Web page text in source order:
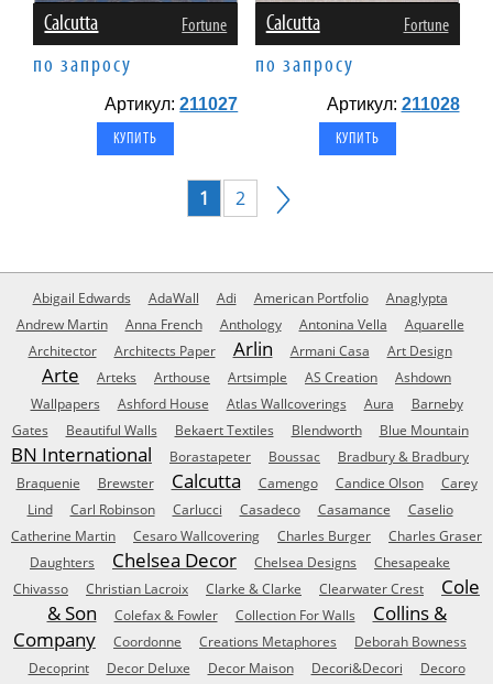
Calcutta Fortune
по запросу
Артикул:211027
Calcutta Fortune
по запросу
Артикул: 211028
1 2
Abigail Edwards AdaWall Adi American Portfolio
Anaglypta
Andrew Martin
Anna French Anthology Antonina Vella
Aquarelle
Architector
Architects Paper Arlin Armani Casa Art Design
Arte Arteks Arthouse Artsimple AS Creation
Ashdown
Wallpapers
Ashford House Atlas Wallcoverings Aura
Barneby
Gates
Beautiful Walls Bekaert Textiles Blendworth Blue Mountain
BN International Borastapeter Boussac
Bradbury & Bradbury
Braquenie
Brewster Calcutta Camengo Candice Olson
Carey
Lind
Carl Robinson Carlucci Casadeco Casamance
Caselio
Catherine Martin
Cesaro Wallcovering Charles Burger
Charles Graser
Daughters
Chelsea Decor Chelsea Designs
Chesapeake
Chivasso
Christian Lacroix Clarke & Clarke Clearwater Crest
Cole
& Son
Colefax & Fowler Collection For Walls
Collins &
Company
Coordonne Creations Metaphores
Deborah Bowness
Decoprint
Decor Deluxe Decor Maison Decori&Decori
Decoro